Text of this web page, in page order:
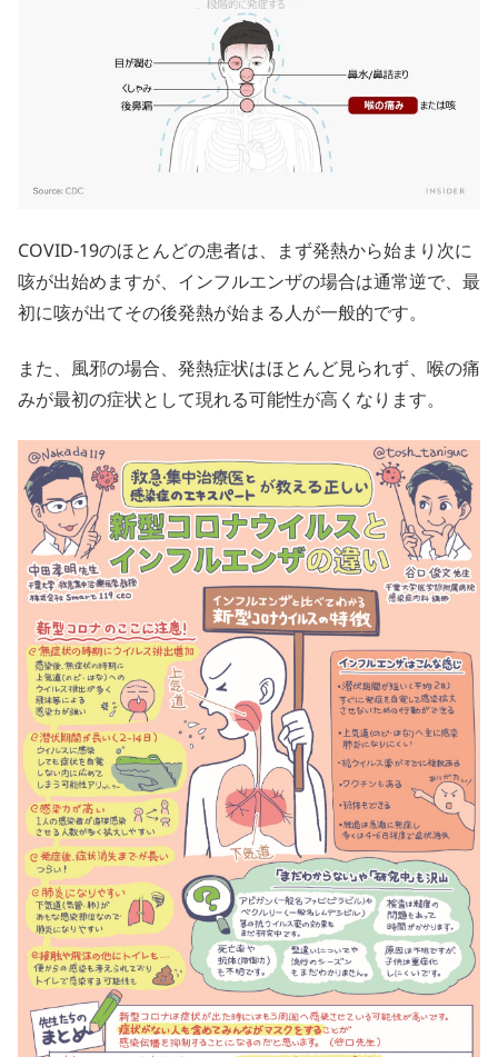
COVID-19のほとんどの患者は、まず発熱から始まり次に
咳が出始めますが、インフルエンザの場合は通常逆で、最
初に咳が出てその後発熱が始まる人が一般的です。
また、風邪の場合、発熱症状はほとんど見られず、喉の痛
みが最初の症状として現れる可能性が高くなります。